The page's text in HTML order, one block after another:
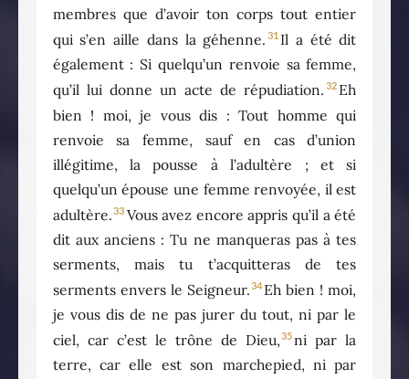
membres que d’avoir ton corps tout entier
qui s’en aille dans la géhenne. 31 Il a été dit
également : Si quelqu’un renvoie sa femme,
qu’il lui donne un acte de répudiation. 32 Eh
bien ! moi, je vous dis : Tout homme qui
renvoie sa femme, sauf en cas d’union
illégitime, la pousse à l’adultère ; et si
quelqu’un épouse une femme renvoyée, il est
adultère.33 Vous avez encore appris qu’il a été
dit aux anciens : Tu ne manqueras pas à tes
serments, mais tu t’acquitteras de tes
serments envers le Seigneur.34 Eh bien ! moi,
je vous dis de ne pas jurer du tout, ni par le
ciel, car c’est le trône de Dieu,35ni par la
terre, car elle est son marchepied, ni par